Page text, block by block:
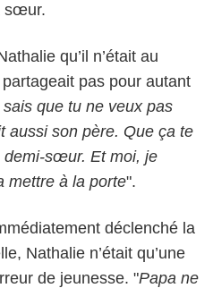
sœur.
qu’il n’était au
pas pour autant
sais que tu ne veux pas
aussi son père. Que ça te
demi-sœur. Et moi, je
mettre à la porte".
déclenché la
Nathalie n’était qu’une
de jeunesse. "Papa ne